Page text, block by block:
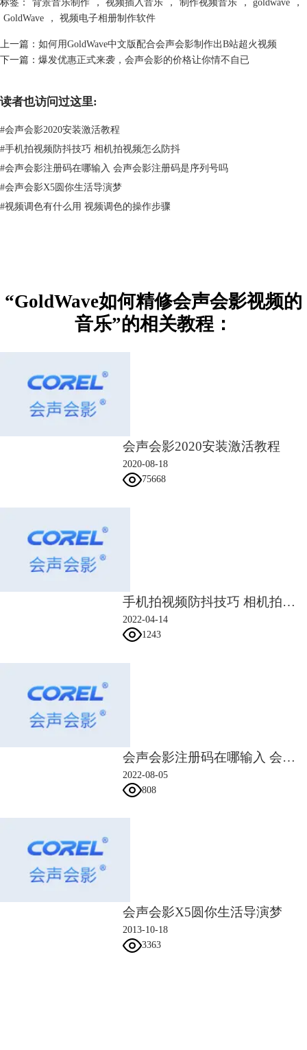
在GoldWave 6 (win系统)软件中，可以对音频进行压缩或者是扩大操作，
令，选中需要处理的音频，进行压缩或者是扩大操作。在录音过程中或许
会因为气息、力度掌握不当，导致录制的音频声音效果忽高忽低。
分进行调节。在GoldWave 6 (win系统)软件中，对音频进行压缩或扩大处
效果。
图3：阈值的设定
行扩大。在压缩过程中，声音的平滑度也是一大考量因素。顾名思义，平
滑度其实指的就是声音的过渡，取值范围越大，那么声音过渡起来就会更
加的自然，而范围越小的声音听起来就会更加生硬。
最终听出来的效果不至于太过生硬，所以阀值和平滑度的设定要注意，找
一个合适的平滑度才可以获取最好的声音效果。GoldWave的音乐效果可
以做成更多更好形式的展现，请参考：如何利用Goldwave把音乐做成音
图4：GoldWave 6 (win系统)操作界面
的影音作品。
GoldWave
， 视频电子相册制作软件
上一篇： 如何用GoldWave中文版配合会声会影制作出B站超火视频
下一篇： 爆发优惠正式来袭，会声会影的价格让你情不自已
读者也访问过这里:
#会声会影2020安装激活教程
#手机拍视频防抖技巧 相机拍视频怎么防抖
#会声会影注册码在哪输入 会声会影注册码是序列号吗
#会声会影X5圆你生活导演梦
#视频调色有什么用 视频调色的操作步骤
“GoldWave如何精修会声会影视频的
音乐”的相关教程：
会声会影2020安装激活教程
2020-08-18
75668
手机拍视频防抖技巧 相机拍视频怎么防抖
2022-04-14
1243
会声会影注册码在哪输入 会声会影注册码是序列号吗
2022-08-05
808
会声会影X5圆你生活导演梦
2013-10-18
3363